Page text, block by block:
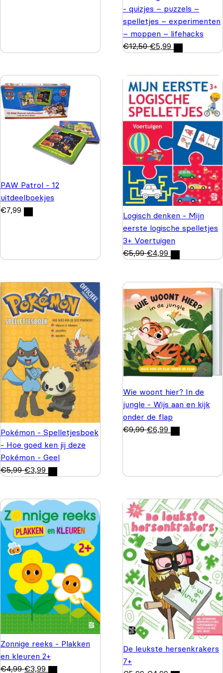
- quizjes – puzzels –
spelletjes – experimenten
– moppen – lifehacks
€12,50 €5,99
PAW Patrol - 12
uitdeelboekjes
€7,99
Logisch denken - Mijn
eerste logische spelletjes
3+ Voertuigen
€5,99 €4,99
Pokémon - Spelletjesboek
- Hoe goed ken jij deze
Pokémon - Geel
€5,99 €3,99
Wie woont hier? In de
jungle - Wijs aan en kijk
onder de flap
€9,99 €6,99
Zonnige reeks - Plakken
en kleuren 2+
€4,99 €3,99
De leukste hersenkrakers
7+